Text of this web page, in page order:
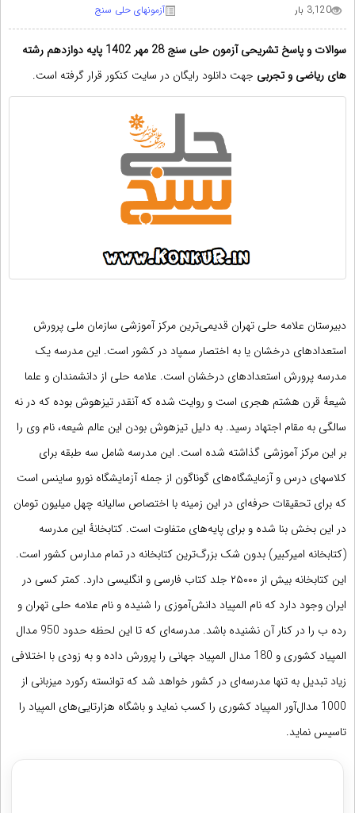
3,120 بار آزمونهای حلی سنج
سوالات و پاسخ تشریحی آزمون حلی سنج 28 مهر 1402 پایه دوازدهم رشته
های ریاضی و تجربی جهت دانلود رایگان در سایت کنکور قرار گرفته است.
دبیرستان علامه حلی تهران قدیمی‌ترین مرکز آموزشی سازمان ملی پرورش
استعدادهای درخشان یا به اختصار سمپاد در کشور است. این مدرسه یک
مدرسه پرورش استعدادهای درخشان است. علامه حلی از دانشمندان و علما
شیعهٔ قرن هشتم هجری است و روایت شده که آنقدر تیزهوش بوده که در نه
سالگی به مقام اجتهاد رسید. به دلیل تیزهوش بودن این عالم شیعه، نام وی را
بر این مرکز آموزشی گذاشته‌ شده است. این مدرسه شامل سه طبقه برای
کلاسهای درس و آزمایشگاه‌های گوناگون از جمله آزمایشگاه نورو ساینس است
که برای تحقیقات حرفه‌ای در این زمینه با اختصاص سالیانه چهل میلیون تومان
در این بخش بنا شده و برای پایه‌های متفاوت است. کتابخانهٔ این مدرسه
(کتابخانه امیرکبیر) بدون شک بزرگ‌ترین کتابخانه در تمام مدارس کشور است.
این کتابخانه بیش از ۲۵۰۰۰ جلد کتاب فارسی و انگلیسی دارد. کمتر کسی در
ایران وجود دارد که نام المپیاد دانش‌آموزی را شنیده و نام علامه حلی تهران و
رده ب را در کنار آن نشنیده باشد. مدرسه‌ای که تا این لحظه حدود 950 مدال
المپیاد کشوری و 180 مدال المپیاد جهانی را پرورش داده و به زودی با اختلافی
زیاد تبدیل به تنها مدرسه‌ای در کشور خواهد شد که توانسته رکورد میزبانی از
1000 مدال‌آور المپیاد کشوری را کسب نماید و باشگاه هزارتایی‌های المپیاد را
تاسیس نماید.